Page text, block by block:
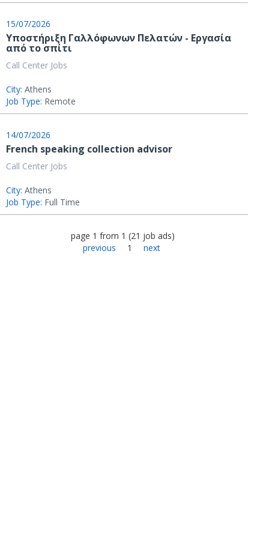
15/07/2026
Υποστήριξη Γαλλόφωνων Πελατών - Εργασία
από το σπίτι
Call Center Jobs
City: Athens
Job Type: Remote
14/07/2026
French speaking collection advisor
Call Center Jobs
City: Athens
Job Type: Full Time
page 1 from 1 (21 job ads)
previous
1 next